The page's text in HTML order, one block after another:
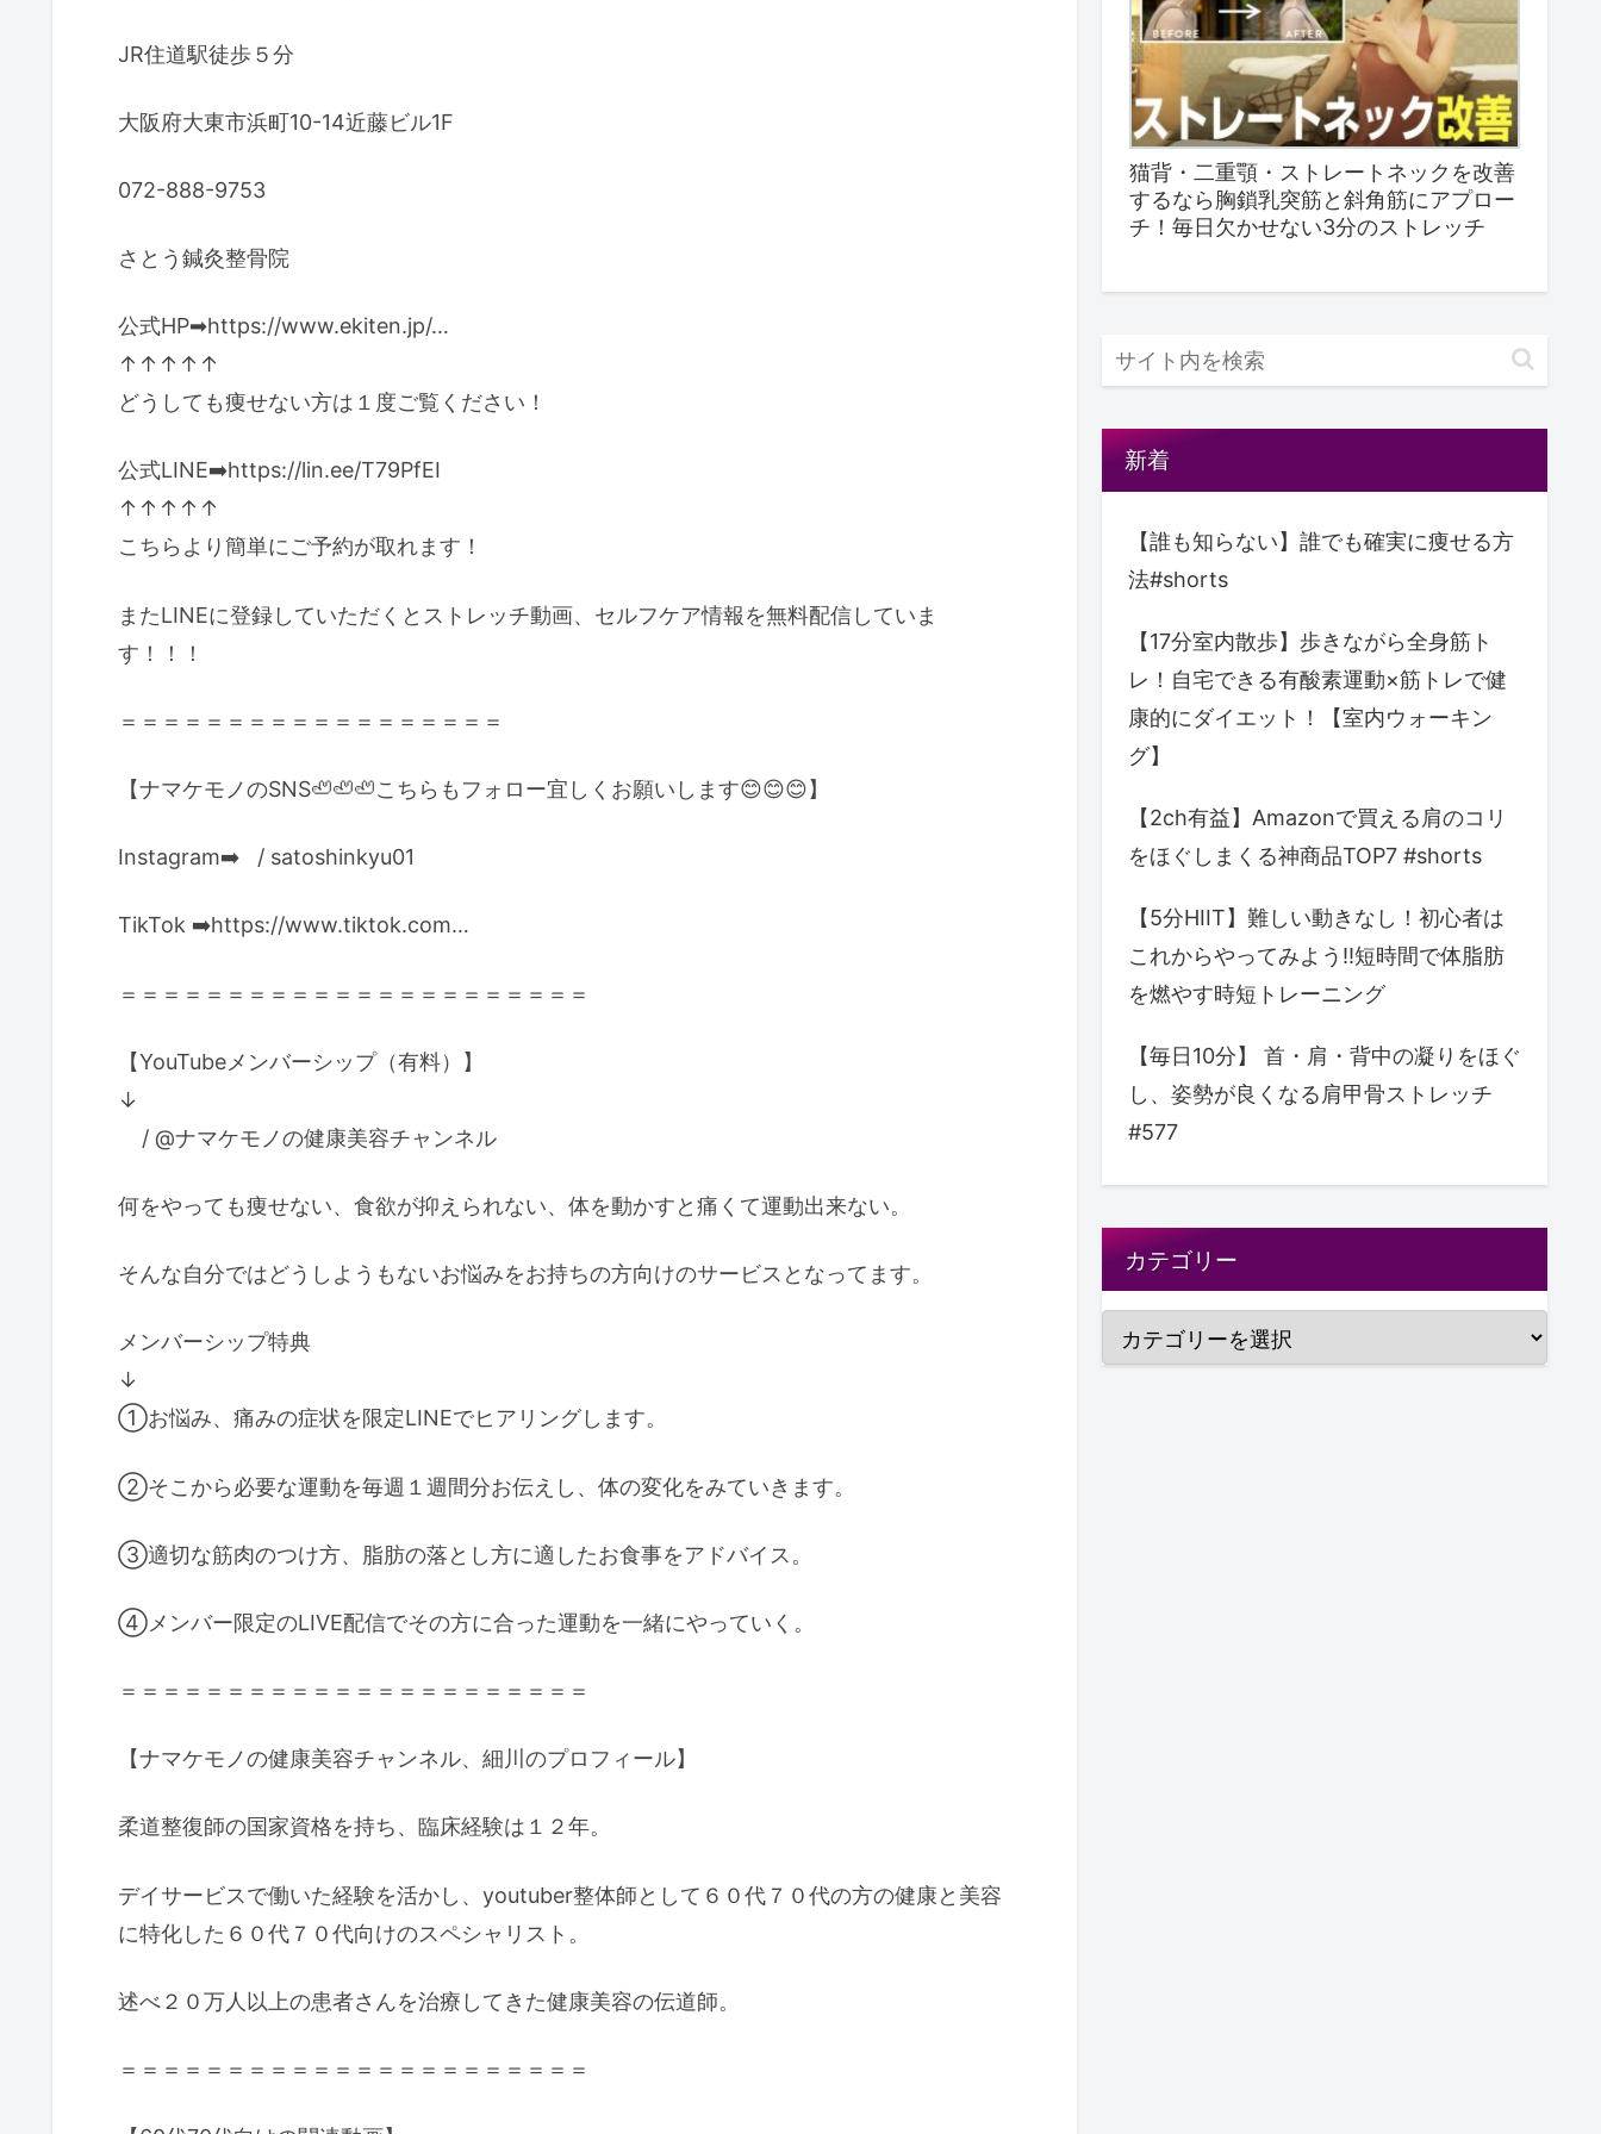
JR住道駅徒歩５分
大阪府大東市浜町10-14近藤ビル1F
072-888-9753
さとう鍼灸整骨院
公式HP➡https://www.ekiten.jp/…​
↑↑↑↑↑
どうしても痩せない方は１度ご覧ください！
公式LINE➡️https://lin.ee/T79PfEI​
↑↑↑↑↑
こちらより簡単にご予約が取れます！
またLINEに登録していただくとストレッチ動画、セルフケア情報を無料配信していま
す！！！
＝＝＝＝＝＝＝＝＝＝＝＝＝＝＝＝＝＝
【ナマケモノのSNS🦥🦥🦥こちらもフォロー宜しくお願いします😊😊😊】
Instagram➡️ / satoshinkyu01 ​
TikTok ➡️https://www.tiktok.com…​
＝＝＝＝＝＝＝＝＝＝＝＝＝＝＝＝＝＝＝＝＝＝
【YouTubeメンバーシップ（有料）】
↓
/ @ナマケモノの健康美容チャンネル ​
何をやっても痩せない、食欲が抑えられない、体を動かすと痛くて運動出来ない。
そんな自分ではどうしようもないお悩みをお持ちの方向けのサービスとなってます。
メンバーシップ特典
↓
①お悩み、痛みの症状を限定LINEでヒアリングします。
②そこから必要な運動を毎週１週間分お伝えし、体の変化をみていきます。
③適切な筋肉のつけ方、脂肪の落とし方に適したお食事をアドバイス。
④メンバー限定のLIVE配信でその方に合った運動を一緒にやっていく。
＝＝＝＝＝＝＝＝＝＝＝＝＝＝＝＝＝＝＝＝＝＝
【ナマケモノの健康美容チャンネル、細川のプロフィール】
柔道整復師の国家資格を持ち、臨床経験は１２年。
デイサービスで働いた経験を活かし、youtuber整体師として６０代７０代の方の健康と美容
に特化した６０代７０代向けのスペシャリスト。
述べ２０万人以上の患者さんを治療してきた健康美容の伝道師。
＝＝＝＝＝＝＝＝＝＝＝＝＝＝＝＝＝＝＝＝＝＝
猫背・二重顎・ストレートネックを改善
するなら胸鎖乳突筋と斜角筋にアプロー
チ！毎日欠かせない3分のストレッチ
新着
【誰も知らない】誰でも確実に痩せる方
法#shorts
【17分室内散歩】歩きながら全身筋ト
レ！自宅できる有酸素運動×筋トレで健
康的にダイエット！【室内ウォーキン
グ】
【2ch有益】Amazonで買える肩のコリ
をほぐしまくる神商品TOP7 #shorts
【5分HIIT】難しい動きなし！初心者は
これからやってみよう!!短時間で体脂肪
を燃やす時短トレーニング
【毎日10分】 首・肩・背中の凝りをほぐ
し、姿勢が良くなる肩甲骨ストレッチ
#577
カテゴリー